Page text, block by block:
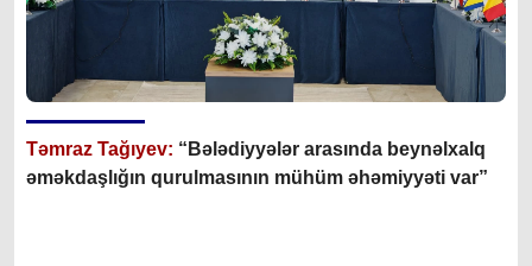
Təmraz Tağıyev: “Bələdiyyələr arasında beynəlxalq
əməkdaşlığın qurulmasının mühüm əhəmiyyəti var”